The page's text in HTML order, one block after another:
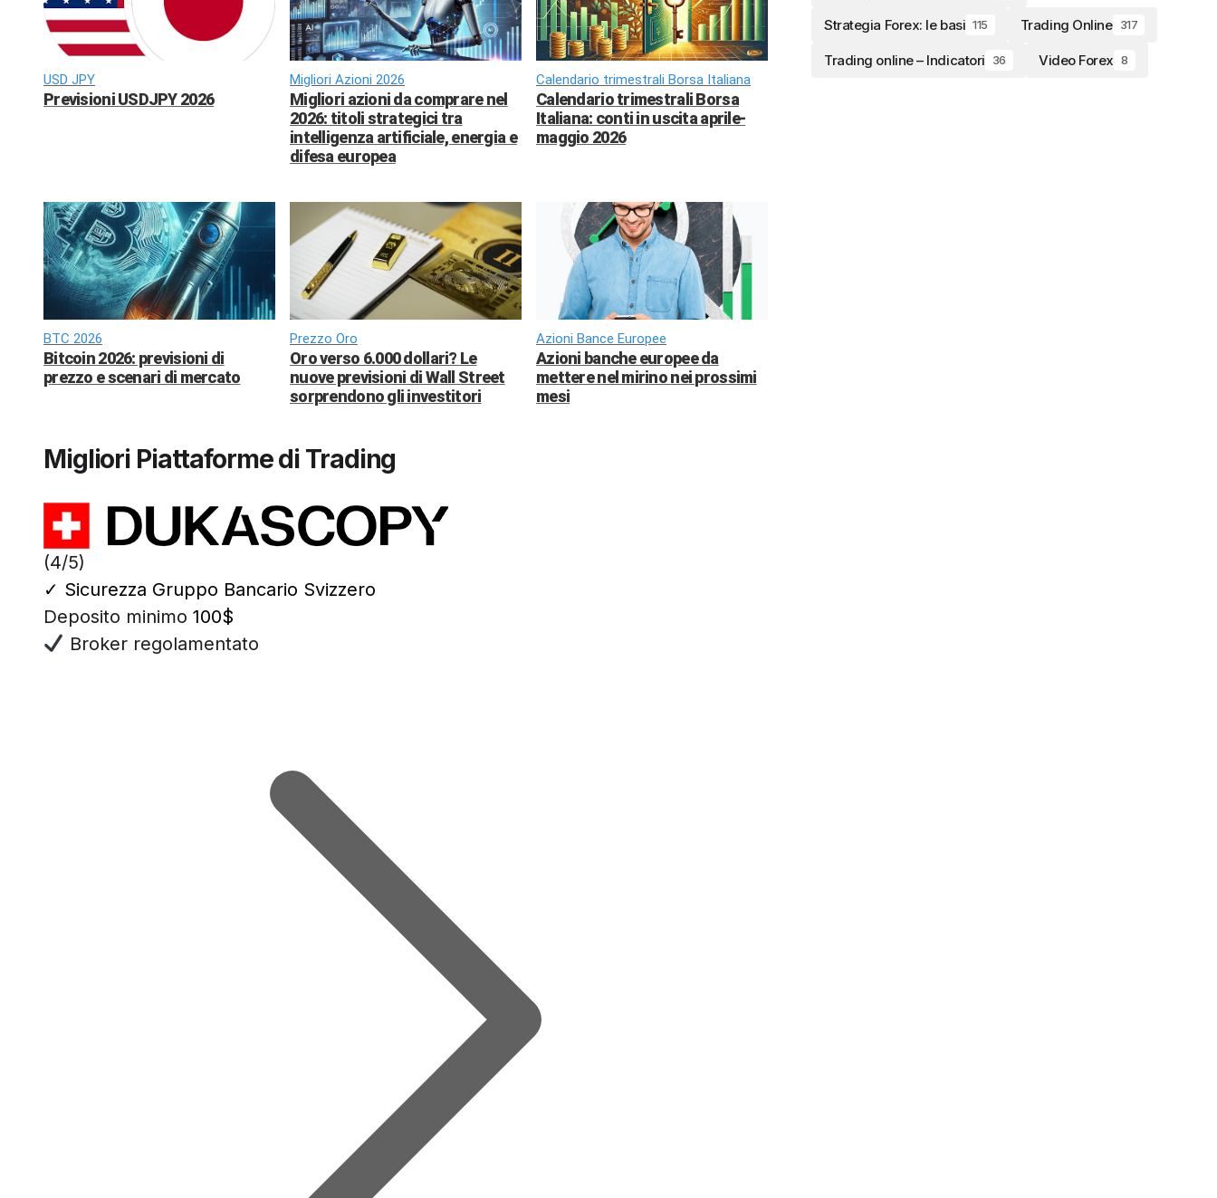
USD JPY
Previsioni USDJPY 2026
Migliori Azioni 2026
Migliori azioni da comprare nel
2026: titoli strategici tra
intelligenza artificiale, energia e
difesa europea
Calendario trimestrali Borsa Italiana
Calendario trimestrali Borsa
Italiana: conti in uscita aprile-
maggio 2026
BTC 2026
Bitcoin 2026: previsioni di
prezzo e scenari di mercato
Prezzo Oro
Oro verso 6.000 dollari? Le
nuove previsioni di Wall Street
sorprendono gli investitori
Azioni Bance Europee
Azioni banche europee da
mettere nel mirino nei prossimi
mesi
Migliori Piattaforme di Trading
(4/5)
✓ Sicurezza Gruppo Bancario Svizzero
Deposito minimo 100$
Broker regolamentato
Strategia Forex: le basi 115 Trading Online 317
Trading online – Indicatori 36 Video Forex 8